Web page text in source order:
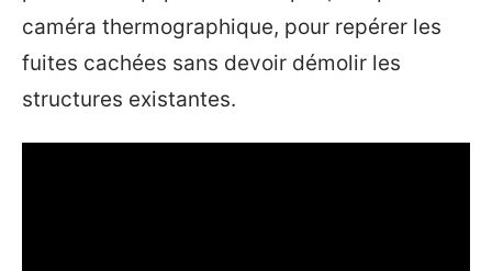
caméra thermographique, pour repérer les
fuites cachées sans devoir démolir les
structures existantes.